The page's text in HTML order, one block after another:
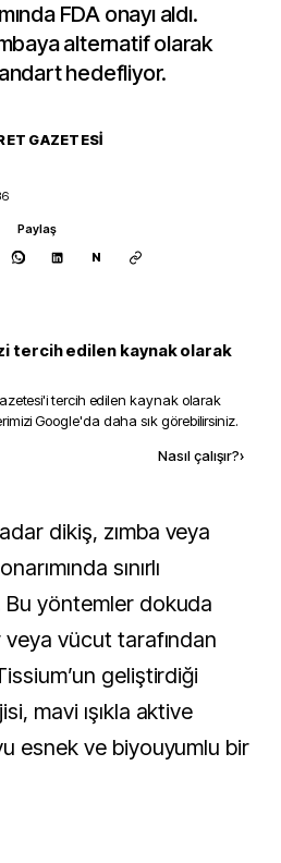
FDA onayı aldı.
alternatif olarak
hedefliyor.
GAZETESI
Paylaş
N
tercih edilen kaynak olarak
'i tercih edilen kaynak olarak
Google'da daha sık görebilirsiniz.
Nasıl çalışır?›
sınırlı
yöntemler dokuda
vücut tarafından
geliştirdiği
mavi ışıkla aktive
esnek ve biyouyumlu bir